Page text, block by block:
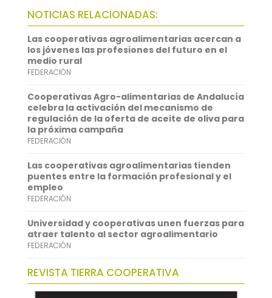
b
o
o
k
t
t
e
r
a
i
l
h
a
t
s
A
p
p
L
i
n
k
e
d
I
n
NOTICIAS RELACIONADAS:
Las cooperativas agroalimentarias acercan a
los jóvenes las profesiones del futuro en el
medio rural
FEDERACIÓN
Cooperativas Agro-alimentarias de Andalucía
celebra la activación del mecanismo de
regulación de la oferta de aceite de oliva para
la próxima campaña
FEDERACIÓN
Las cooperativas agroalimentarias tienden
puentes entre la formación profesional y el
empleo
FEDERACIÓN
Universidad y cooperativas unen fuerzas para
atraer talento al sector agroalimentario
FEDERACIÓN
REVISTA TIERRA COOPERATIVA